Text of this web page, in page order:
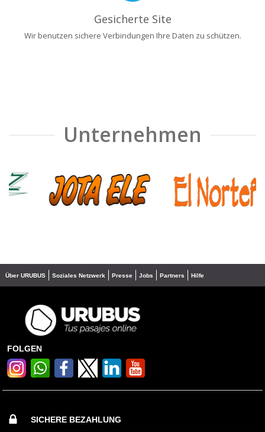
Gesicherte Site
Wir benutzen sichere Verbindungen Ihre Daten zu schützen.
Unternehmen
❮ ❯
Über URUBUS Soziales Netzwerk Presse Jobs Partners Hilfe
FOLGEN
SICHERE BEZAHLUNG